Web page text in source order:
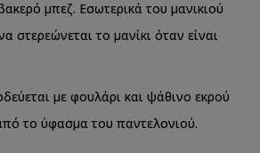
μπεζ. Εσωτερικά του μανικιού
στερεώνεται το μανίκι όταν είναι
με φουλάρι και ψάθινο εκρού
το ύφασμα του παντελονιού.